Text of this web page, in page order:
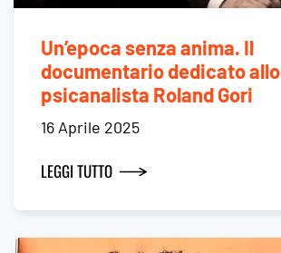
Un’epoca senza anima. Il
documentario dedicato allo
psicanalista Roland Gori
16 Aprile 2025
LEGGI TUTTO